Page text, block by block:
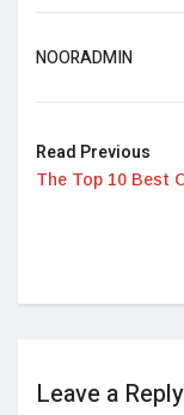
NOORADMIN
Read Previous
The Top 10 Best
Leave a Reply